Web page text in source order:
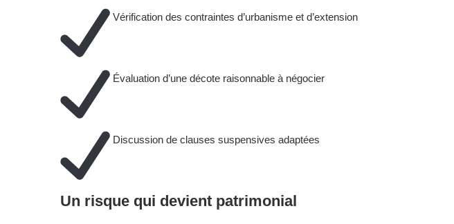
Vérification des contraintes d’urbanisme et d’extension
Évaluation d’une décote raisonnable à négocier
Discussion de clauses suspensives adaptées
Un risque qui devient patrimonial